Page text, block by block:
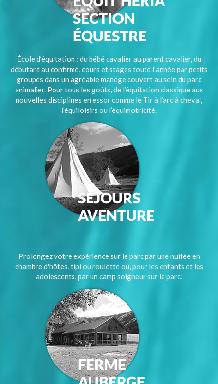
École d’équitation : du bébé cavalier au parent cavalier, du
débutant au confirmé, cours et stages toute l’année par petits
groupes dans un agréable manège couvert au sein du parc
animalier. Pour tous les goûts, de l’équitation classique aux
nouvelles disciplines en essor comme le Tir à l’arc à cheval,
l’équiloisirs ou l’équimotricité.
Prolongez votre expérience sur le parc par une nuitée en
chambre d'hôtes, tipi ou roulotte ou, pour les enfants et les
adolescents, par un camp soigneur sur le parc.